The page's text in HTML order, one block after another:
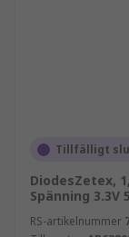
Tillfälligt
DiodesZetex,
Spänning 3.3V
RS-artikelnummer